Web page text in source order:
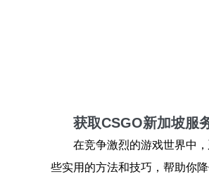
获取CSGO新加坡服
在竞争激烈的游戏世界中，
些实用的方法和技巧，帮助你